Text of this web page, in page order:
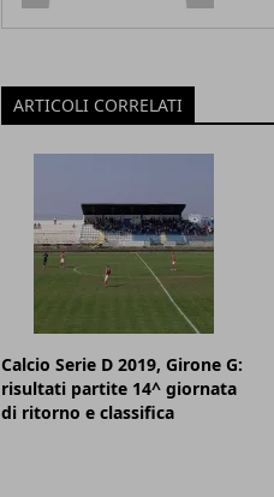
ARTICOLI CORRELATI
Calcio Serie D 2019, Girone G:
risultati partite 14^ giornata
di ritorno e classifica